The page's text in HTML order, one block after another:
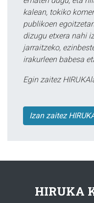
kalean, tokiko
publikoen
dizugu etxera nahi
jarraitzeko,
irakurleen babesa
Egin zaitez
Izan zaitez
HIRUKA